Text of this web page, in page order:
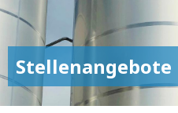
Stellenangebote